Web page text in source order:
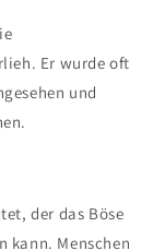
Er wurde oft
und
der das Böse
kann. Menschen